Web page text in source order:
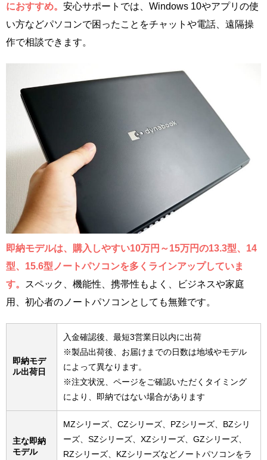
におすすめ。 安心サポートでは、Windows 10やアプリの使
い方などパソコンで困ったことをチャットや電話、遠隔操
作で相談できます。
即納モデルは、購入しやすい10万円～15万円の13.3型、14
型、15.6型ノートパソコンを多くラインアップしていま
す。
スペック、機能性、携帯性もよく、ビジネスや家庭
用、初心者のノートパソコンとしても無難です。
即納モデ
ル出荷日
入金確認後、最短3営業日以内に出荷
※製品出荷後、お届けまでの日数は地域やモデル
によって異なります。
※注文状況、ページをご確認いただくタイミング
により、即納ではない場合があります
主な即納
モデル
MZシリーズ、CZシリーズ、PZシリーズ、BZシリ
ーズ、SZシリーズ、XZシリーズ、GZシリーズ、
RZシリーズ、KZシリーズなどノートパソコンをラ